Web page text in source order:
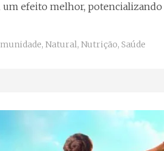
efeito melhor, potencializando
, Natural, Nutrição, Saúde